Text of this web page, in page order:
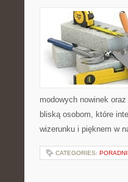
modowych nowinek
bliską osobom, które
wizerunku i pięknem w
CATEGORIES: